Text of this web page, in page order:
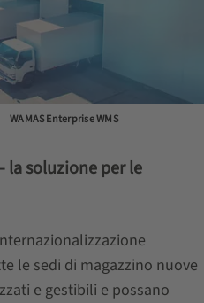
WAMAS Enterprise WMS
la soluzione per le
le sedi di magazzino nuove
e gestibili e possano